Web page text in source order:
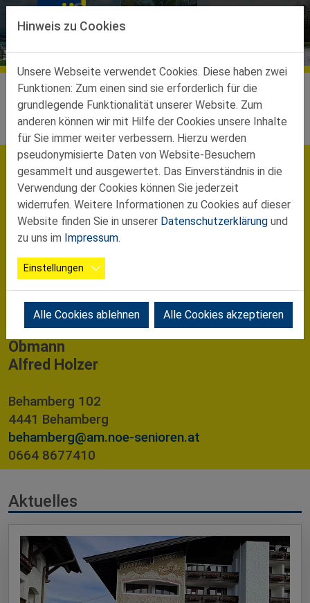
Direkt zur Hauptnavigation springen
Direkt zum Inhalt springen
Behamberg
ZUM VORSTAND
Ortsgruppen
Ortsgruppen-Teilbez-Haag Behamberg
Willkommen in der Ortsgruppe Behamberg!
Obmann
Alfred Holzer
Behamberg 102
4441 Behamberg
behamberg@am.noe-senioren.at
0664 8677410
Aktuelles
Hinweis zu Cookies
Unsere Webseite verwendet Cookies. Diese haben zwei
Funktionen: Zum einen sind sie erforderlich für die
grundlegende Funktionalität unserer Website. Zum
anderen können wir mit Hilfe der Cookies unsere Inhalte
für Sie immer weiter verbessern. Hierzu werden
pseudonymisierte Daten von Website-Besuchern
gesammelt und ausgewertet. Das Einverständnis in die
Verwendung der Cookies können Sie jederzeit
widerrufen. Weitere Informationen zu Cookies auf dieser
Website finden Sie in unserer Datenschutzerklärung und
zu uns im Impressum.
Einstellungen
Alle Cookies ablehnen Alle Cookies akzeptieren